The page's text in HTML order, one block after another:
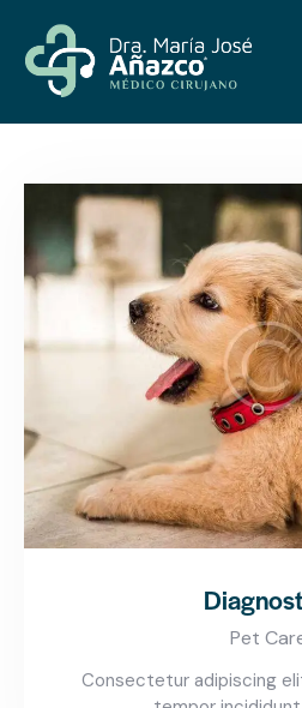
Pet
Consectetur adipiscing